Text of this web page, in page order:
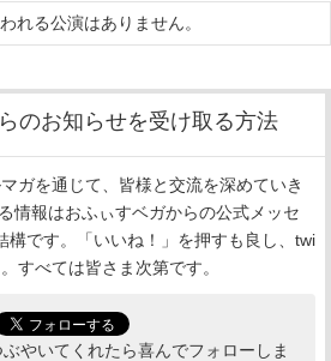
れる公演はありません。
のお知らせを受け取る方法
ガを通じて、皆様と交流を深めていき
情報はおふぃすベガからの公式メッセ
構です。「いいね！」を押すも良し、twi
すべては皆さま次第です。
やいてくれたら喜んでフォローしま